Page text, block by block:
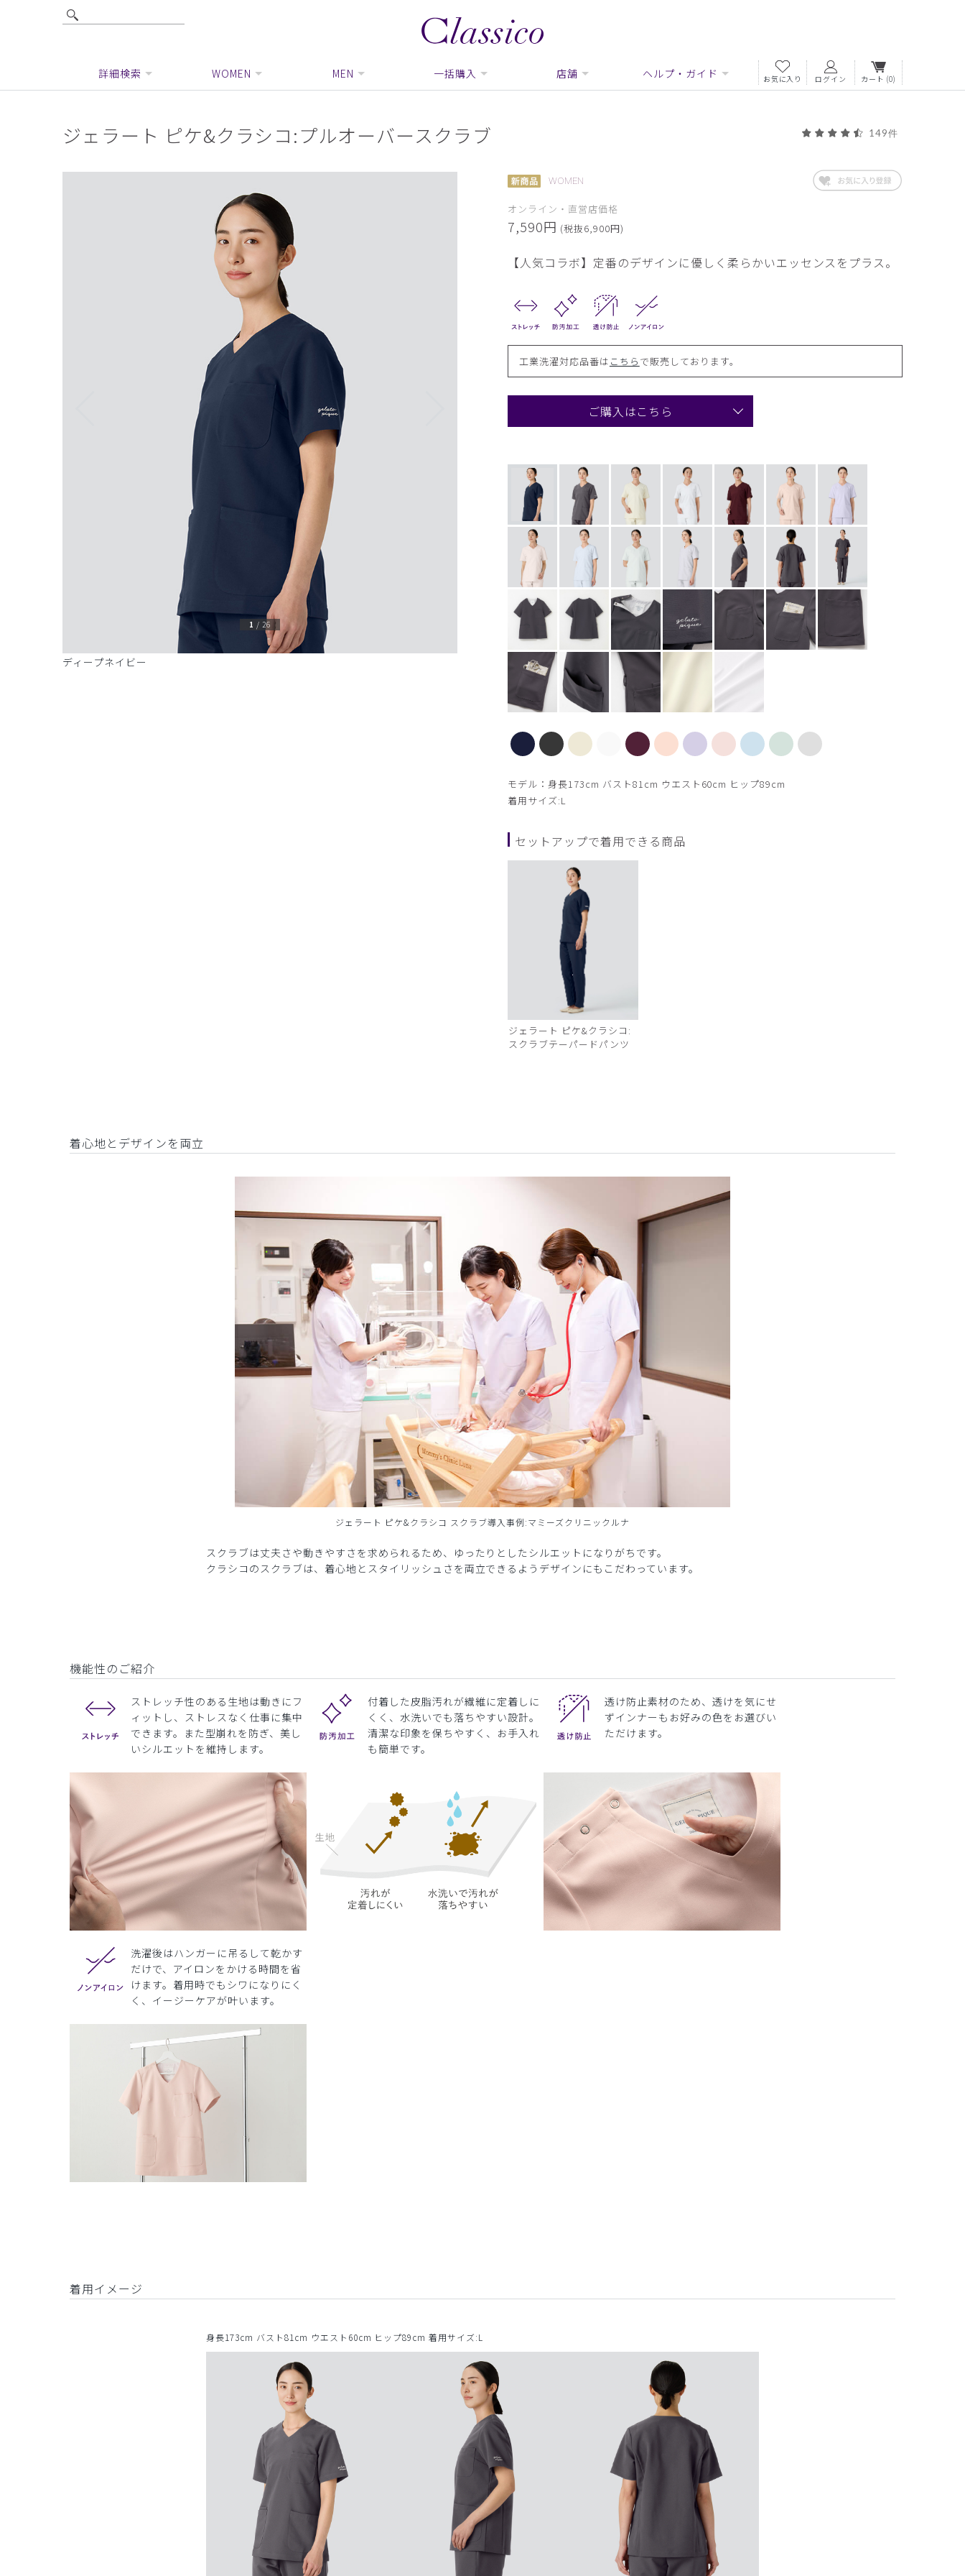
詳細検索 WOMEN MEN 一括購入 店舗 ヘルプ・ガイド お気に入り ログイン カート (0)
ジェラート ピケ&クラシコ:プルオーバースクラブ 149件
ディープネイビー チャコールグレー
1 / 26
WOMEN
オンライン・直営店価格
7,590円 (税抜6,900円)
【人気コラボ】定番のデザインに優しく柔らかいエッセンスをプラス。
工業洗濯対応品番は こちら で販売しております。
ご購入はこちら
モデル：身長173cm バスト81cm ウエスト60cm ヒップ89cm
着用サイズ:L
セットアップで着用できる商品
ジェラート ピケ&クラシコ:
スクラブテーパードパンツ
着心地とデザインを両立
ジェラート ピケ&クラシコ スクラブ導入事例:マミーズクリニックルナ
スクラブは丈夫さや動きやすさを求められるため、ゆったりとしたシルエットになりがちです。
クラシコのスクラブは、着心地とスタイリッシュさを両立できるようデザインにもこだわっています。
機能性のご紹介
ストレッチ性のある生地は動きにフ
ィットし、ストレスなく仕事に集中
できます。また型崩れを防ぎ、美し
いシルエットを維持します。
付着した皮脂汚れが繊維に定着しに
くく、水洗いでも落ちやすい設計。
清潔な印象を保ちやすく、お手入れ
も簡単です。
透け防止素材のため、透けを気にせ
ずインナーもお好みの色をお選びい
ただけます。
洗濯後はハンガーに吊るして乾かす
だけで、アイロンをかける時間を省
けます。着用時でもシワになりにく
く、イージーケアが叶います。
着用イメージ
身長173cm バスト81cm ウエスト60cm ヒップ89cm 着用サイズ:L